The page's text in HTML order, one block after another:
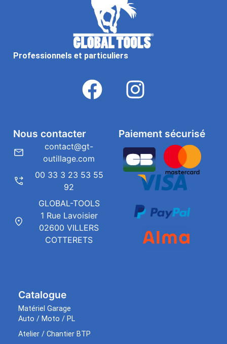
Professionnels et particuliers
Catalogue
Matériel Garage
Auto / Moto / PL
Atelier / Chantier BTP
Paiement sécurisé
Nous contacter
contact@gt-
outillage.com
00 33 3 23 53 55
92
GLOBAL-TOOLS
1 Rue Lavoisier
02600 VILLERS
COTTERETS